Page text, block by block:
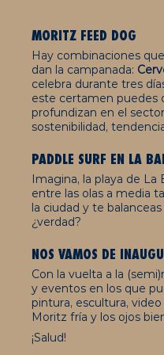
MORITZ FEED DOG
Hay combinaciones
dan la campanada:
celebra durante tres
este certamen puedes
profundizan en el
sostenibilidad,
PADDLE SURF EN LA
Imagina, la playa de
entre las olas a media
la ciudad y te
¿verdad?
NOS VAMOS DE
Con la vuelta a la
y eventos en los que
pintura, escultura,
Moritz fría y los ojos
¡Salud!